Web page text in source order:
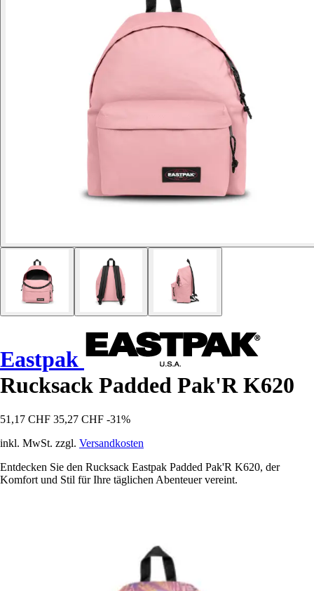
Eastpak
Rucksack Padded Pak'R K620
51,17 CHF 35,27 CHF -31%
inkl. MwSt. zzgl. Versandkosten
Entdecken Sie den Rucksack Eastpak Padded Pak'R K620, der
Komfort und Stil für Ihre täglichen Abenteuer vereint.